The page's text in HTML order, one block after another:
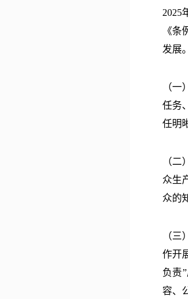
2025
《
发展
（
任务
任明
（
众生
众的
（
作开
负责
容、